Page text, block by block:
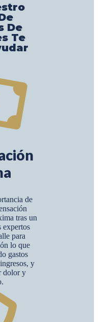
De
Te
de
tras un
expertos
para
lo que
gastos
y
dolor y